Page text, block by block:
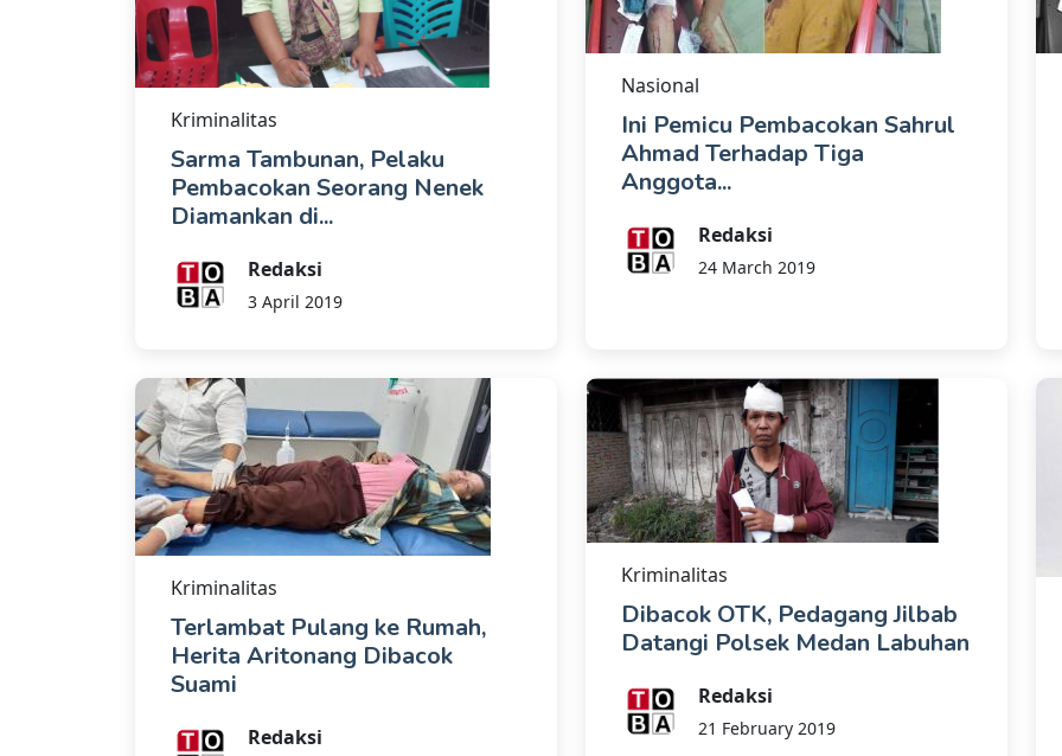
Kriminalitas
Sarma Tambunan, Pelaku
Pembacokan Seorang Nenek
Diamankan di...
Redaksi
3 April 2019
Nasional
Ini Pemicu Pembacokan Sahrul
Ahmad Terhadap Tiga
Anggota...
Redaksi
24 March 2019
Kriminalitas
Terlambat Pulang ke Rumah,
Herita Aritonang Dibacok
Suami
Redaksi
Kriminalitas
Dibacok OTK, Pedagang Jilbab
Datangi Polsek Medan Labuhan
Redaksi
21 February 2019